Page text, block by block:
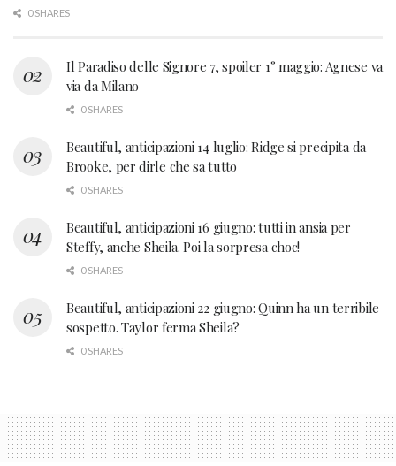
0 SHARES
Il Paradiso delle Signore 7, spoiler 1° maggio: Agnese va
via da Milano
0 SHARES
Beautiful, anticipazioni 14 luglio: Ridge si precipita da
Brooke, per dirle che sa tutto
0 SHARES
Beautiful, anticipazioni 16 giugno: tutti in ansia per
Steffy, anche Sheila. Poi la sorpresa choc!
0 SHARES
Beautiful, anticipazioni 22 giugno: Quinn ha un terribile
sospetto. Taylor ferma Sheila?
0 SHARES